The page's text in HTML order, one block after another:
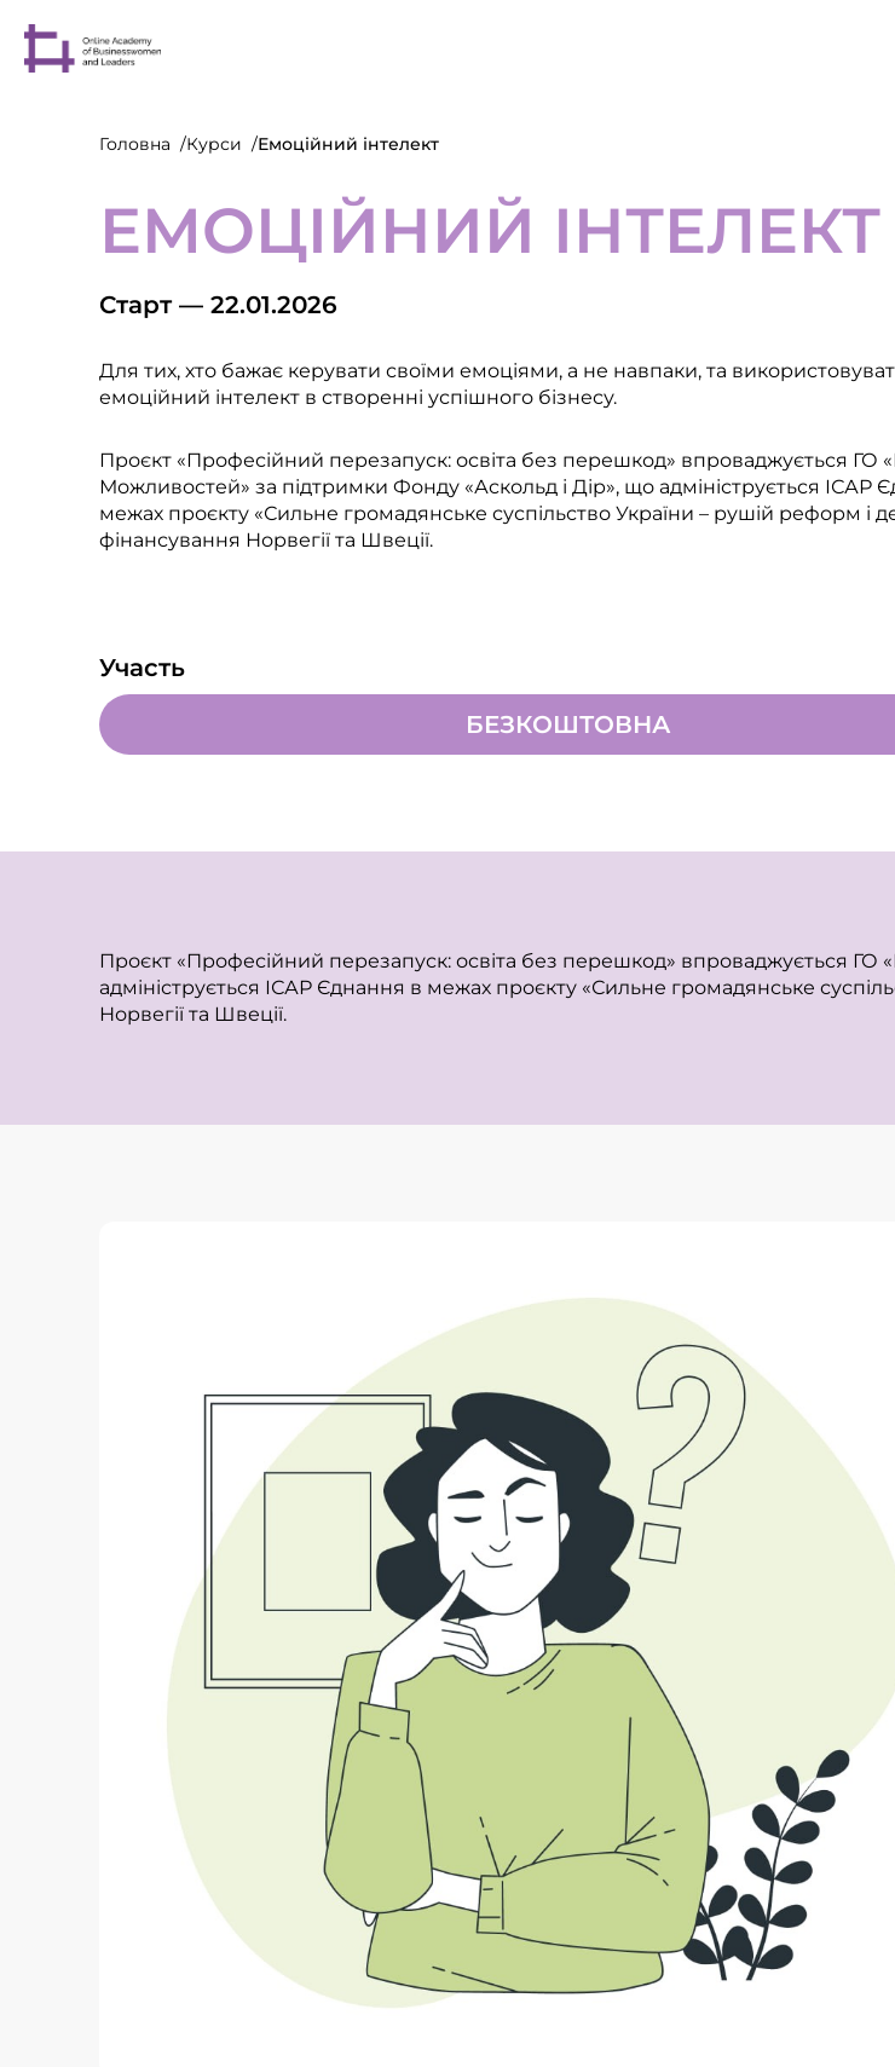
Головна Курси Емоційний інтелект
ЕМОЦІЙНИЙ ІНТЕЛЕКТ
Старт — 22.01.2026
Для тих, хто бажає керувати своїми емоціями, а не навпаки, та
емоційний інтелект в створенні успішного бізнесу.
Проєкт «Професійний перезапуск: освіта без перешкод» впроваджується ГО
Можливостей» за підтримки Фонду «Аскольд і Дір», що адмініструється ІСАР
межах проєкту «Сильне громадянське суспільство України – рушій реформ і
фінансування Норвегії та Швеції.
Участь
БЕЗКОШТОВНА
Проєкт «Професійний перезапуск: освіта без перешкод» впроваджується ГО
адмініструється ІСАР Єднання в межах проєкту «Сильне громадянське
Норвегії та Швеції.